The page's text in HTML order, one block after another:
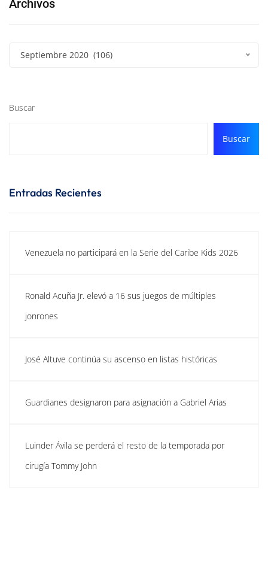
Archivos
Septiembre 2020 (106)
Buscar
Buscar
Entradas Recientes
Venezuela no participará en la Serie del Caribe Kids 2026
Ronald Acuña Jr. elevó a 16 sus juegos de múltiples
jonrones
José Altuve continúa su ascenso en listas históricas
Guardianes designaron para asignación a Gabriel Arias
Luinder Ávila se perderá el resto de la temporada por
cirugía Tommy John